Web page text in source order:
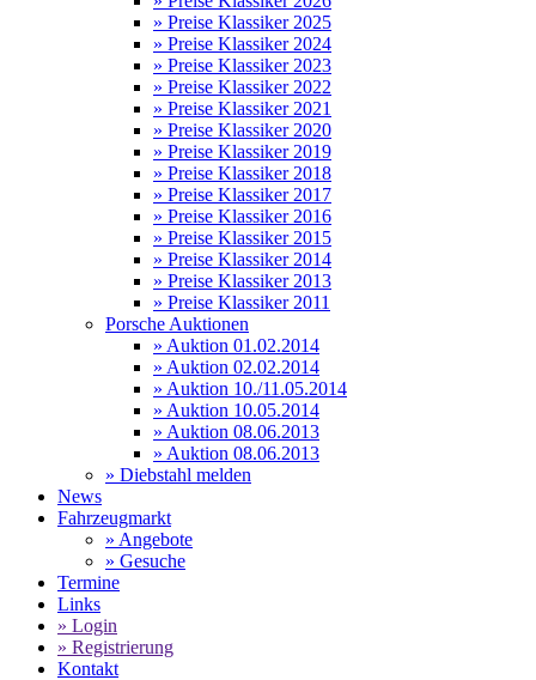
» Preise Klassiker 2025
» Preise Klassiker 2024
» Preise Klassiker 2023
» Preise Klassiker 2022
» Preise Klassiker 2021
» Preise Klassiker 2020
» Preise Klassiker 2019
» Preise Klassiker 2018
» Preise Klassiker 2017
» Preise Klassiker 2016
» Preise Klassiker 2015
» Preise Klassiker 2014
» Preise Klassiker 2013
» Preise Klassiker 2011
Porsche Auktionen
» Auktion 01.02.2014
» Auktion 02.02.2014
» Auktion 10./11.05.2014
» Auktion 10.05.2014
» Auktion 08.06.2013
» Auktion 08.06.2013
» Diebstahl melden
News
Fahrzeugmarkt
» Angebote
» Gesuche
Termine
Links
» Login
» Registrierung
Kontakt